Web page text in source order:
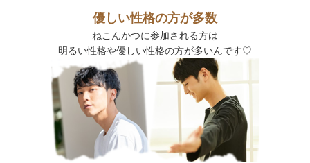
優しい性格の方が多数
ねこんかつに参加される方は
明るい性格や優しい性格の方が多いんです♡